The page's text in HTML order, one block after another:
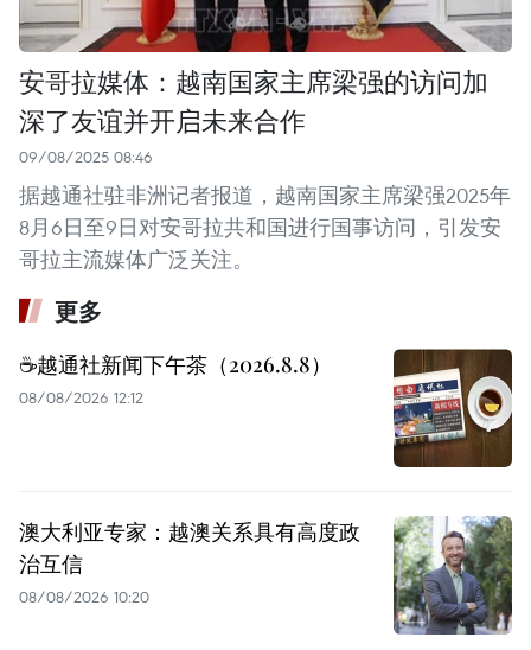
安哥拉媒体：越南国家主席梁强的访问加
深了友谊并开启未来合作
09/08/2025 08:46
据越通社驻非洲记者报道，越南国家主席梁强2025年
8月6日至9日对安哥拉共和国进行国事访问，引发安
哥拉主流媒体广泛关注。
更多
☕️越通社新闻下午茶（2026.8.8）
08/08/2026 12:12
澳大利亚专家：越澳关系具有高度政
治互信
08/08/2026 10:20